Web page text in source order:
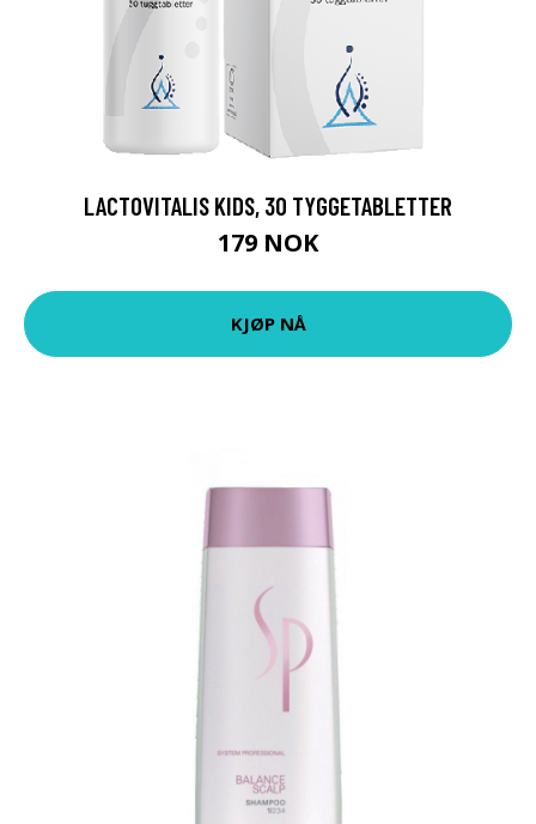
LACTOVITALIS KIDS, 30 TYGGETABLETTER
179 NOK
KJØP NÅ